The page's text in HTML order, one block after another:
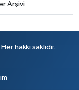
Arşivi
hakkı saklıdır.